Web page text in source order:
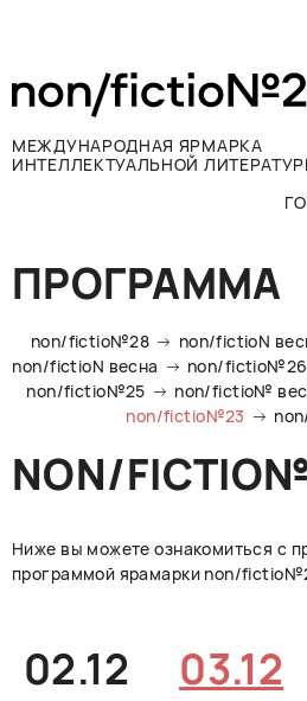
МЕЖДУНАРОДНАЯ ЯРМАРКА
ИНТЕЛЛЕКТУАЛЬНОЙ
Принять участие
Участникам
Посетителям
Программа
Прессе
Контакты
РУССКИЙ ENGLISH CHINESE
ПРОГРАММА
non/fictio№28 non/fictioN
non/fictioN весна
non/fictio№26
non/fictio№25
non/fictio№
non/fictio№23
NON/
Ниже вы можете ознакомиться с
программой ярамарки non/
02.12 03.12